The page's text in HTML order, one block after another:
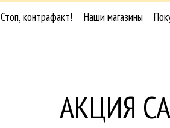
Стоп, контрафакт! Наши магазины
АКЦИЯ